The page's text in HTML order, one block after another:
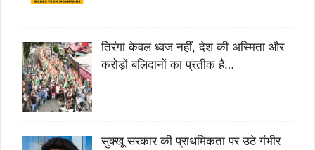
तिरंगा केवल ध्वज नहीं, देश की अस्मिता और
करोड़ों बलिदानों का प्रतीक है…
सुक्खू सरकार की प्राथमिकता पर उठे गंभीर